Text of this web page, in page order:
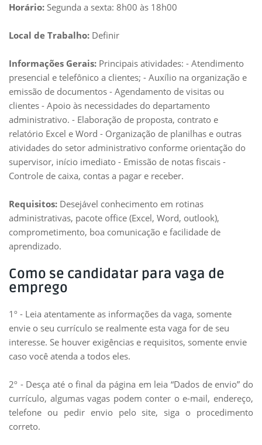
Horário: Segunda a sexta: 8h00 às 18h00
Local de Trabalho: Definir
Informações Gerais: Principais atividades: - Atendimento
presencial e telefônico a clientes; - Auxílio na organização e
emissão de documentos - Agendamento de visitas ou
clientes - Apoio às necessidades do departamento
administrativo. - Elaboração de proposta, contrato e
relatório Excel e Word - Organização de planilhas e outras
atividades do setor administrativo conforme orientação do
supervisor, início imediato - Emissão de notas fiscais -
Controle de caixa, contas a pagar e receber.
Requisitos: Desejável conhecimento em rotinas
administrativas, pacote office (Excel, Word, outlook),
comprometimento, boa comunicação e facilidade de
aprendizado.
Como se candidatar para vaga de
emprego
1º - Leia atentamente as informações da vaga, somente
envie o seu currículo se realmente esta vaga for de seu
interesse. Se houver exigências e requisitos, somente envie
caso você atenda a todos eles.
2º - Desça até o final da página em leia “Dados de envio” do
currículo, algumas vagas podem conter o e-mail, endereço,
telefone ou pedir envio pelo site, siga o procedimento
correto.